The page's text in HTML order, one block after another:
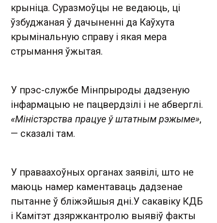
крыніца. Суразмоўцы не ведаюць, ці
ўзбуджаная ў дачыненні да Каўхута
крымінальную справу і якая мера
стрымання ўжытая.
У прэс-службе Мінпрыроды дадзеную
інфармацыю не пацвердзілі і не абверглі.
«Міністэрства працуе ў штатным рэжыме»,
— сказалі там.
У праваахоўных органах заявілі, што не
маюць намер каментаваць дадзенае
пытанне ў бліжэйшыя дні.У сакавіку КДБ
і Камітэт дзяржкантролю выявіў факты